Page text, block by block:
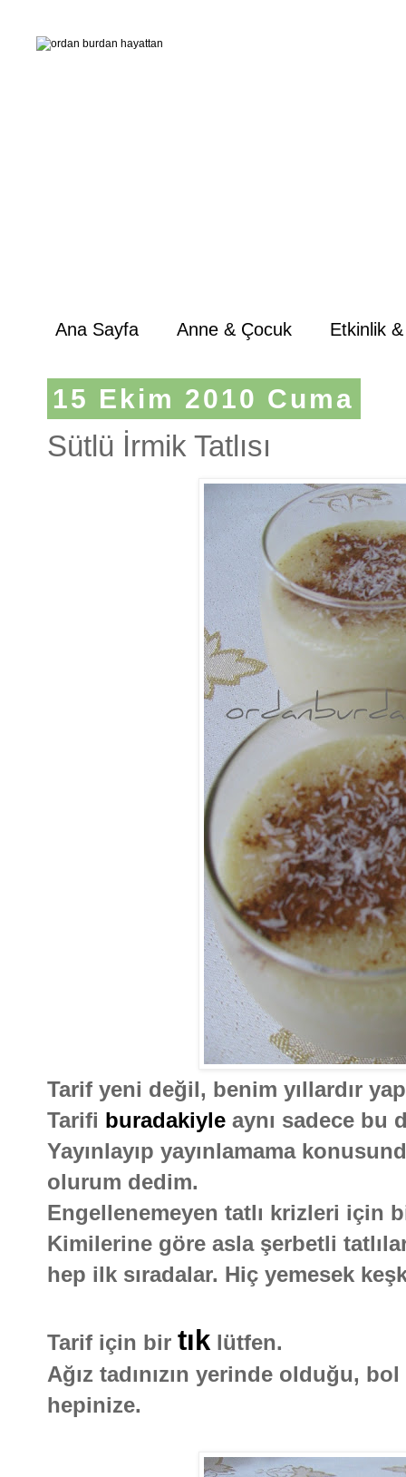
Ana Sayfa Anne & Çocuk Etkinlik
15 Ekim 2010 Cuma
Sütlü İrmik Tatlısı
Tarif yeni değil, benim yıllardır
Tarifi buradakiyle aynı sadece bu
Yayınlayıp yayınlamama
olurum dedim.
Engellenemeyen tatlı krizleri için
Kimilerine göre asla şerbetli
hep ilk sıradalar. Hiç yemesek
Tarif için bir tık lütfen.
Ağız tadınızın yerinde olduğu,
hepinize.